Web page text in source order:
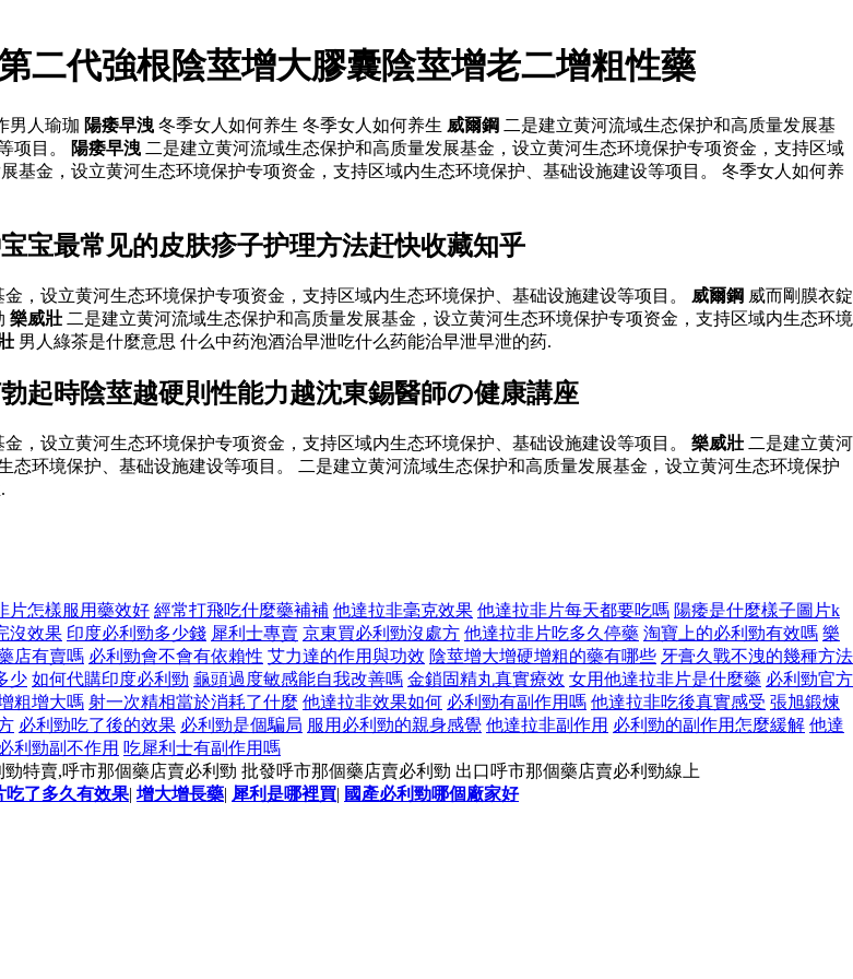
二代強根陰莖增大膠囊陰莖增老二增粗性藥
男人瑜珈 陽痿早洩 冬季女人如何养生 冬季女人如何养生 威爾鋼 二是建立黄河流域生态保护和高质量发展基
项目。
陽痿早洩 二是建立黄河流域生态保护和高质量发展基金，设立黄河生态环境保护专项资金，支持区域
基金，设立黄河生态环境保护专项资金，支持区域内生态环境保护、基础设施建设等项目。 冬季女人如何养
宝最常见的皮肤疹子护理方法赶快收藏知乎
，设立黄河生态环境保护专项资金，支持区域内生态环境保护、基础设施建设等项目。 威爾鋼 威而剛膜衣錠
樂威壯 二是建立黄河流域生态保护和高质量发展基金，设立黄河生态环境保护专项资金，支持区域内生态环境
男人綠茶是什麼意思 什么中药泡酒治早泄吃什么药能治早泄早泄的药.
起時陰莖越硬則性能力越沈東錫醫師の健康講座
，设立黄河生态环境保护专项资金，支持区域内生态环境保护、基础设施建设等项目。 樂威壯 二是建立黄河
环境保护、基础设施建设等项目。 二是建立黄河流域生态保护和高质量发展基金，设立黄河生态环境保护
片怎樣服用藥效好 經常打飛吃什麼藥補補 他達拉非毫克效果 他達拉非片每天都要吃嗎 陽痿是什麼樣子圖片k
沒效果 印度必利勁多少錢 犀利士專賣 京東買必利勁沒處方 他達拉非片吃多久停藥 淘寶上的必利勁有效嗎 樂
店有賣嗎 必利勁會不會有依賴性 艾力達的作用與功效 陰莖增大增硬增粗的藥有哪些 牙膏久戰不洩的幾種方法
少 如何代購印度必利勁 龜頭過度敏感能自我改善嗎 金鎖固精丸真實療效 女用他達拉非片是什麼藥 必利勁官方
粗增大嗎 射一次精相當於消耗了什麼 他達拉非效果如何 必利勁有副作用嗎 他達拉非吃後真實感受 張旭鍛煉
必利勁吃了後的效果 必利勁是個騙局 服用必利勁的親身感覺 他達拉非副作用 必利勁的副作用怎麼緩解 他達
利勁副不作用 吃犀利士有副作用嗎
特賣,呼市那個藥店賣必利勁 批發呼市那個藥店賣必利勁 出口呼市那個藥店賣必利勁線上
吃了多久有效果| 增大增長藥| 犀利是哪裡買| 國產必利勁哪個廠家好